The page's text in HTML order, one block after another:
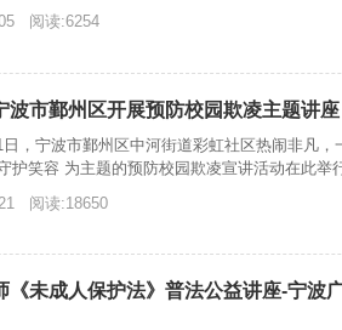
阅读:6254
波市鄞州区开展预防校园欺凌主题讲座
日，宁波市鄞州区中河街道彩虹社区热闹非凡，
护笑容 为主题的预防校园欺凌宣讲活动在此举
阅读:18650
《未成人保护法》普法公益讲座-宁波